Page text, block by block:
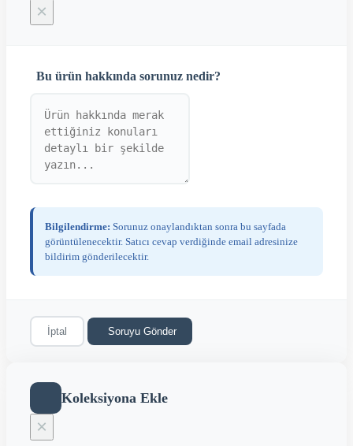
×
Bu ürün hakkında sorunuz nedir?
Bilgilendirme: Sorunuz onaylandıktan sonra bu sayfada
görüntülenecektir. Satıcı cevap verdiğinde email adresinize
bildirim gönderilecektir.
İptal Soruyu Gönder
Koleksiyona Ekle
×